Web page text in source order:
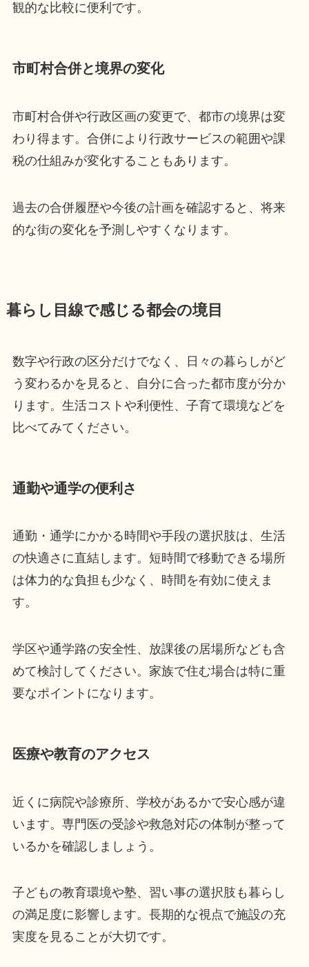
観的な比較に便利です。
市町村合併と境界の変化
市町村合併や行政区画の変更で、都市の境界は変
わり得ます。合併により行政サービスの範囲や課
税の仕組みが変化することもあります。
過去の合併履歴や今後の計画を確認すると、将来
的な街の変化を予測しやすくなります。
暮らし目線で感じる都会の境目
数字や行政の区分だけでなく、日々の暮らしがど
う変わるかを見ると、自分に合った都市度が分か
ります。生活コストや利便性、子育て環境などを
比べてみてください。
通勤や通学の便利さ
通勤・通学にかかる時間や手段の選択肢は、生活
の快適さに直結します。短時間で移動できる場所
は体力的な負担も少なく、時間を有効に使えま
す。
学区や通学路の安全性、放課後の居場所なども含
めて検討してください。家族で住む場合は特に重
要なポイントになります。
医療や教育のアクセス
近くに病院や診療所、学校があるかで安心感が違
います。専門医の受診や救急対応の体制が整って
いるかを確認しましょう。
子どもの教育環境や塾、習い事の選択肢も暮らし
の満足度に影響します。長期的な視点で施設の充
実度を見ることが大切です。